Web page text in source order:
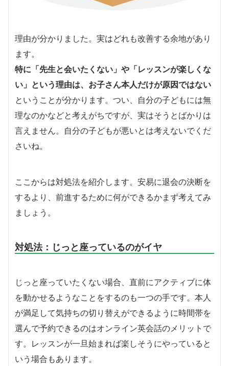
理由が分かりました。実はどれも改善する余地があり
ます。
特に「先生と会いたくない」や「レッスンが楽しくな
い」という理由は、お子さん本人だけが原因ではない
ということが分かります。つい、自分の子どもには無
理なのかなどと考えがちですが、実はそうとばかりは
言えません。自分の子どもが悪いとは考えないでくだ
さいね。
ここからは対処法を紹介します。安易に退会の決断を
するより、前進するために何ができるかまず考えてみ
ましょう。
対処法：じっと座っているのがイヤ
じっと座っていたくない場合、直前にアクティブに体
を動かせるようなことをするのも一つの手です。本人
が満足して気持ちの切り替えができるように時間帯を
選んで予約できるのはオンライン英会話のメリットで
す。レッスンが一旦始まれば楽しそうにやっていると
いう場合もあります。